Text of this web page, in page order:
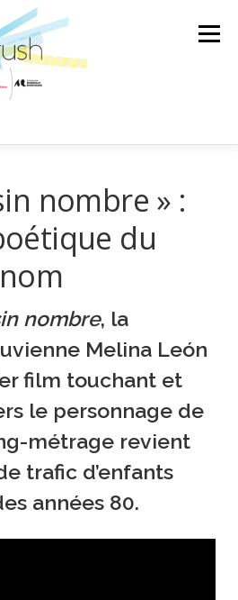
Menu
LA BANDE SON
nombre » :
du
nombre, la
Melina León
film touchant et
le personnage de
métrage revient
trafic d’enfants
années 80.